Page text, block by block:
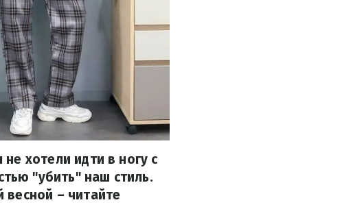
хотели идти в ногу с
"убить" наш стиль.
весной – читайте